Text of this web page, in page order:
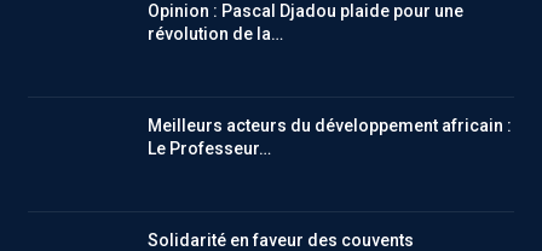
Opinion : Pascal Djadou plaide pour une
révolution de la…
Meilleurs acteurs du développement africain :
Le Professeur…
Solidarité en faveur des couvents